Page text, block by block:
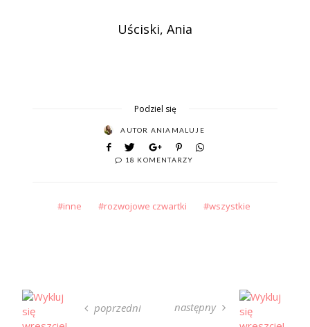
Uściski, Ania
Podziel się
AUTOR ANIAMALUJE
18 KOMENTARZY
inne rozwojowe czwartki wszystkie
poprzedni następny